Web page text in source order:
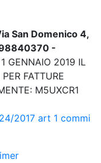
San Domenico 4,
-
GENNAIO 2019 IL
FATTURE
M5UXCR1
2017 art 1 commi